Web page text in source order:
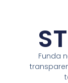
Funda